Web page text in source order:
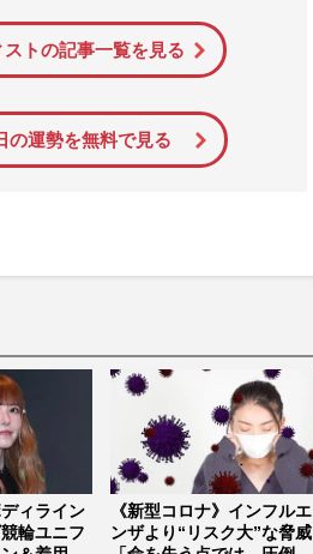
ストの記事一覧を見る
の運勢を無料で見る
ィライン
輪ユニフ
《新型コロナ》インフルエ
ンザより“リスク大”な脅威